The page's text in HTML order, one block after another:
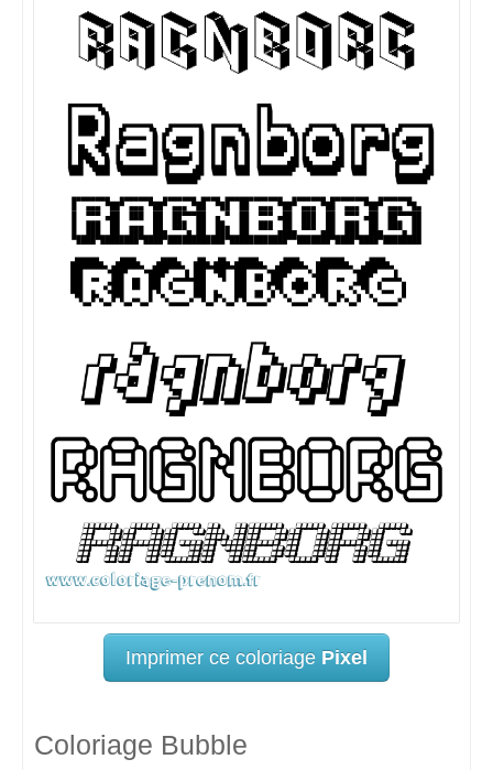
Imprimer ce coloriage Pixel
Coloriage Bubble